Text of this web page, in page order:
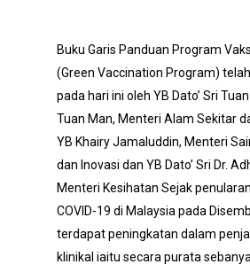
Buku Garis Panduan Program
(Green Vaccination Program)
pada hari ini oleh YB Dato’ Sri
Tuan Man, Menteri Alam Sekitar
YB Khairy Jamaluddin, Menteri
dan Inovasi dan YB Dato’ Sri Dr.
Menteri Kesihatan Sejak
COVID-19 di Malaysia pada
terdapat peningkatan dalam
klinikal iaitu secara purata